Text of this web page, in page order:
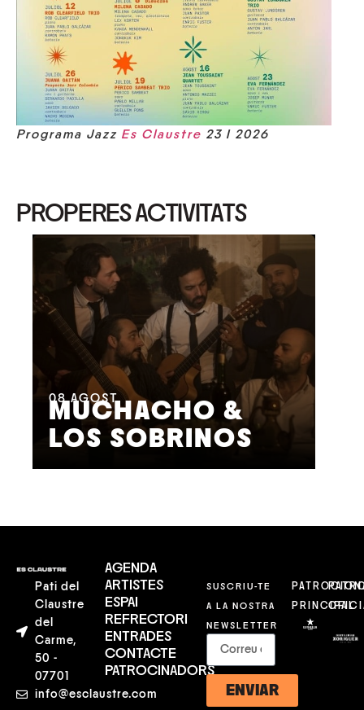
Programa Jazz Es Claustre 23 I 2026
PROPERES ACTIVITATS
08 AGOST
MUCHACHO &
LOS SOBRINOS
Pati del
Claustre
del
Carme,
50 -
07701
info@esclaustre.com
AGENDA
ARTISTES
ESPAI
REFRECTORI
ENTRADES
CONTACTE
PATROCINADORS
SUSCRIU-TE
A LA NOSTRA
NEWSLETTER
ENVIAR
PRINCIPAL